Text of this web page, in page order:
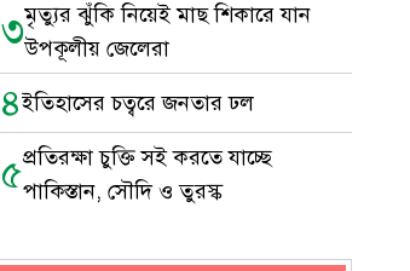
৩মৃত্যুর ঝুঁকি নিয়েই মাছ শিকারে যান
উপকূলীয় জেলেরা
৪ইতিহাসের চত্বরে জনতার ঢল
৫প্রতিরক্ষা চুক্তি সই করতে যাচ্ছে
পাকিস্তান, সৌদি ও তুরস্ক